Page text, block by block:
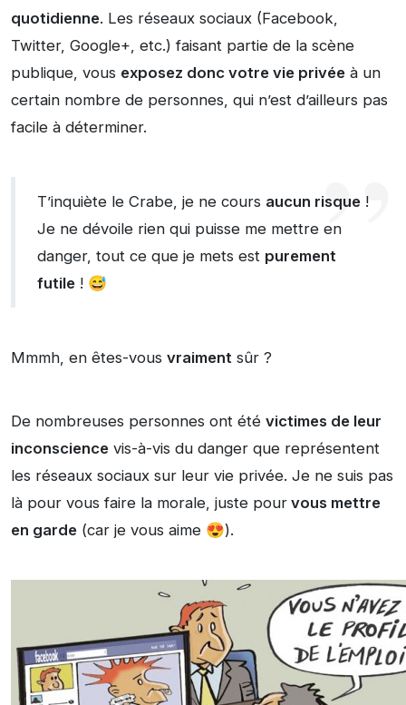
quotidienne. Les réseaux sociaux (Facebook,
Twitter, Google+, etc.) faisant partie de la scène
publique, vous exposez donc votre vie privée à un
certain nombre de personnes, qui n’est d’ailleurs pas
facile à déterminer.
T’inquiète le Crabe, je ne cours aucun risque !
Je ne dévoile rien qui puisse me mettre en
danger, tout ce que je mets est purement
futile ! 😅
Mmmh, en êtes-vous vraiment sûr ?
De nombreuses personnes ont été victimes de leur
inconscience vis-à-vis du danger que représentent
les réseaux sociaux sur leur vie privée. Je ne suis pas
là pour vous faire la morale, juste pour vous mettre
en garde (car je vous aime 😍).